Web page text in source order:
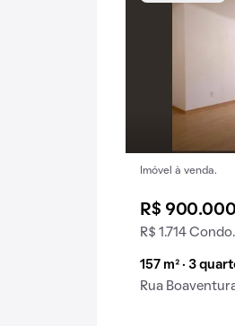
Imóvel à venda.
R$ 900.000
R$ 1.714
157 m² · 3
Rua